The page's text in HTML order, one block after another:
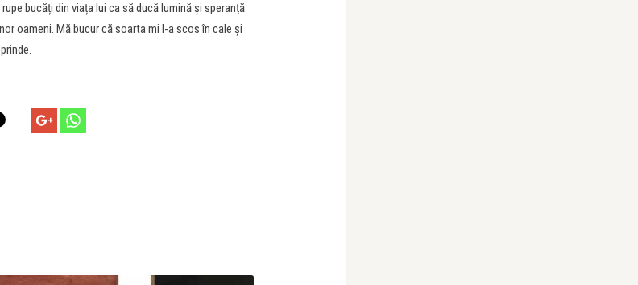
bucăți din viața lui ca să ducă lumină și speranță
oameni. Mă bucur că soarta mi l-a scos în cale și